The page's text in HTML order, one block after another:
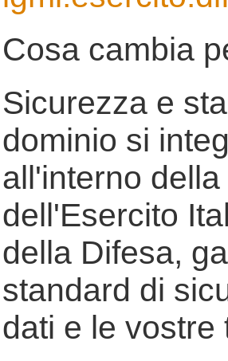
Cosa cambia
Sicurezza e
dominio si
all'interno
dell'Esercito
della Difesa,
standard di
dati e le vostre